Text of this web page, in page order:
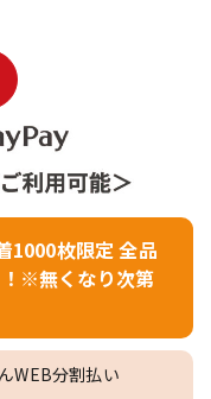
1000枚限定 全品
※無くなり次第
WEB分割払い